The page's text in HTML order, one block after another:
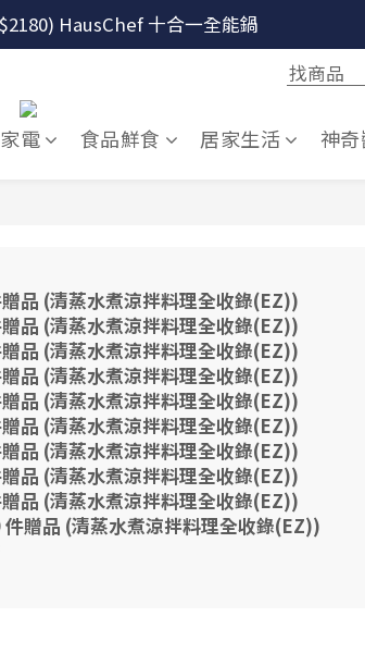
HausChef 十合一全能鍋
HausChef 十合一全能鍋
Arnest 武 Rn 輕量雙口鐵炒鍋
電 食品鮮食 居家生活 神
品 (清蒸水煮涼拌料理全收錄(EZ))
品 (清蒸水煮涼拌料理全收錄(EZ))
品 (清蒸水煮涼拌料理全收錄(EZ))
品 (清蒸水煮涼拌料理全收錄(EZ))
品 (清蒸水煮涼拌料理全收錄(EZ))
品 (清蒸水煮涼拌料理全收錄(EZ))
品 (清蒸水煮涼拌料理全收錄(EZ))
品 (清蒸水煮涼拌料理全收錄(EZ))
品 (清蒸水煮涼拌料理全收錄(EZ))
贈品 (清蒸水煮涼拌料理全收錄(EZ))